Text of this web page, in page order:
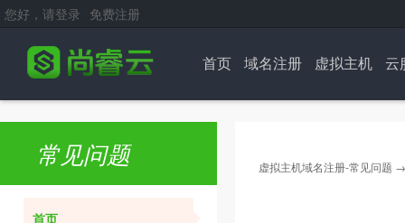
您好，请登录 免费注册
首页 域名注册 虚拟主机 云
常见问题
首页
虚拟主机域名注册-常见问题